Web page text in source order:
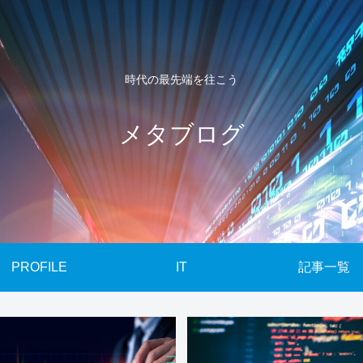
時代の最先端を往こう
メタブログ
PROFILE IT 記事一覧